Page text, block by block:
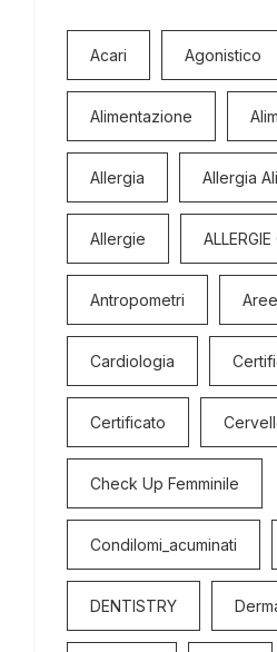
Acari Agonistico
Alimentazione
Allergia Allergia
Allergie
Antropometri Aree
Cardiologia
Certificato
Check Up Femminile
Condilomi_acuminati
DENTISTRY